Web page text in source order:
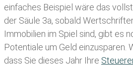
einfaches Beispiel wäre das
der Säule 3a, sobald
Immobilien im Spiel sind, gibt es
Potentiale um Geld einzusparen.
dass Sie dieses Jahr Ihre